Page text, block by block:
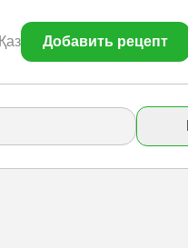
Қаз Добавить рецепт